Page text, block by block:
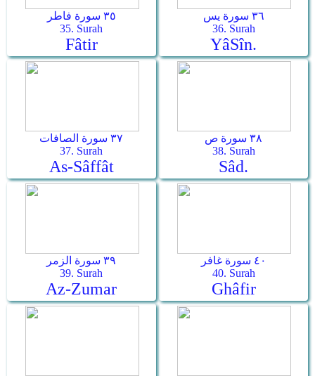
٣٥ سورة فاطر
35. Surah
Fâtir
٣٦ سورة يس
36. Surah
Yâ­Sîn.
٣٧ سورة الصافات
37. Surah
As-Sâffât
٣٨ سورة ص
38. Surah
Sâd.
٣٩ سورة الزمر
39. Surah
Az-Zumar
٤٠ سورة غافر
40. Surah
Ghâfir